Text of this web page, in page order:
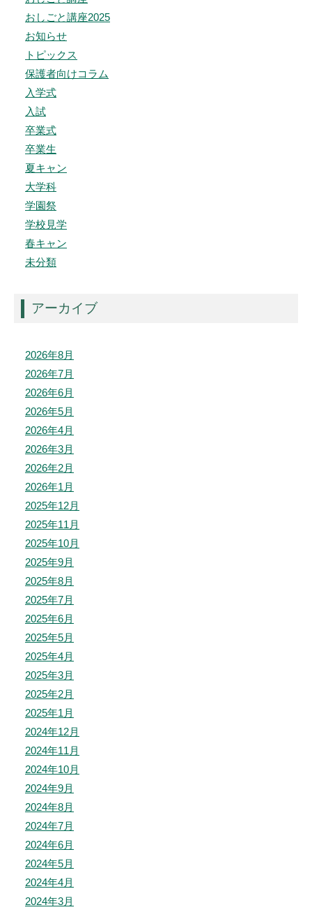
おしごと講座2025
お知らせ
トピックス
保護者向けコラム
入学式
入試
卒業式
卒業生
夏キャン
大学科
学園祭
学校見学
春キャン
未分類
アーカイブ
2026年8月
2026年7月
2026年6月
2026年5月
2026年4月
2026年3月
2026年2月
2026年1月
2025年12月
2025年11月
2025年10月
2025年9月
2025年8月
2025年7月
2025年6月
2025年5月
2025年4月
2025年3月
2025年2月
2025年1月
2024年12月
2024年11月
2024年10月
2024年9月
2024年8月
2024年7月
2024年6月
2024年5月
2024年4月
2024年3月